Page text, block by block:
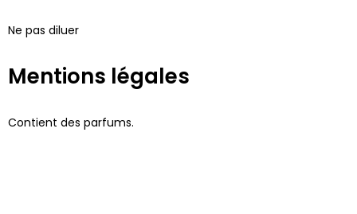
Ne pas diluer
Mentions légales
Contient des parfums.